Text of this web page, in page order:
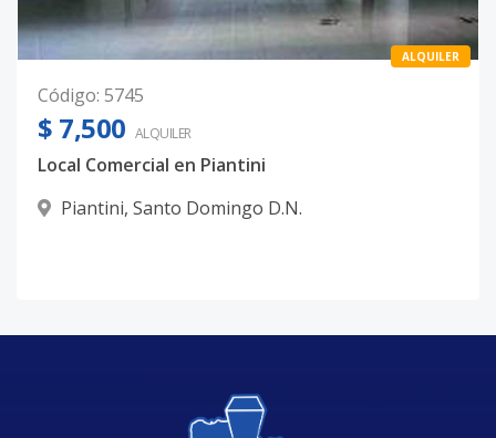
ALQUILER
Código: 5745
$ 7,500 ALQUILER
Local Comercial en Piantini
Piantini, Santo Domingo D.N.